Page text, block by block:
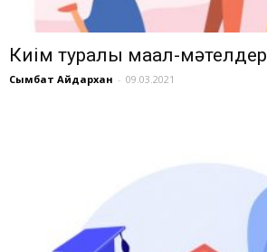
Киім туралы мақал-мәтелдер
Сымбат Айдархан - 09.03.2021